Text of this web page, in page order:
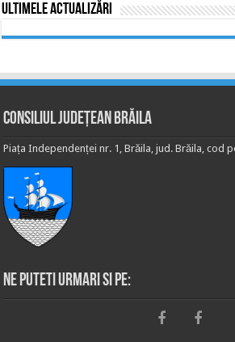
Ultimele actualizări
Consiliul Județean Brăila
Piața Independenței nr. 1, Brăila, jud. Brăila, cod
Ne puteti urmari si pe: